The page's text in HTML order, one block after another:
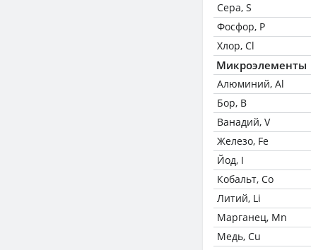
Сера, S
Фосфор, P
Хлор, Cl
Микроэлементы
Алюминий, Al
Бор, B
Ванадий, V
Железо, Fe
Йод, I
Кобальт, Co
Литий, Li
Марганец, Mn
Медь, Cu